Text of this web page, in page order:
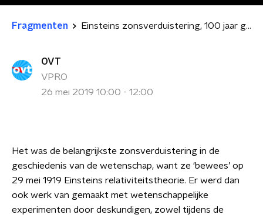
Fragmenten Einsteins zonsverduistering, 100 jaar geleden
OVT
VPRO
26 mei 2019 10:00 - 12:00
Het was de belangrijkste zonsverduistering in de
geschiedenis van de wetenschap, want ze ‘bewees’ op
29 mei 1919 Einsteins relativiteitstheorie. Er werd dan
ook werk van gemaakt met wetenschappelijke
experimenten door deskundigen, zowel tijdens de